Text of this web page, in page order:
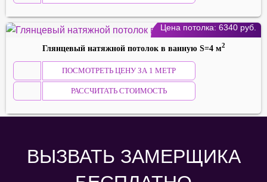
Цена потолка: 6340 руб.
Глянцевый натяжной потолок в вaннyю S=4 м2
ПОСМОТРЕТЬ ЦЕНУ ЗА 1 МЕТР
РАССЧИТАТЬ СТОИМОСТЬ
ВЫЗВАТЬ ЗАМЕРЩИКА